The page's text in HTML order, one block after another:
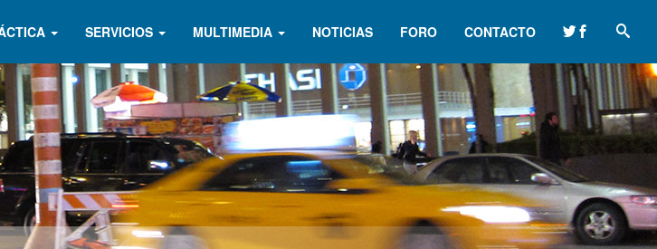
SERVICIOS MULTIMEDIA NOTICIAS FORO CONTACTO